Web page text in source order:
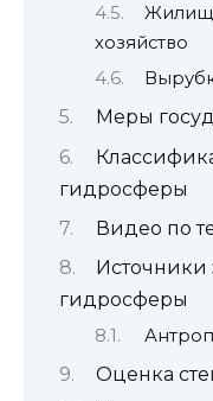
хозяйство
Меры
гидросферы
Видео по
Источники
гидросферы
Оценка